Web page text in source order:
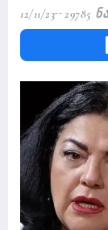
12/11/23 29785